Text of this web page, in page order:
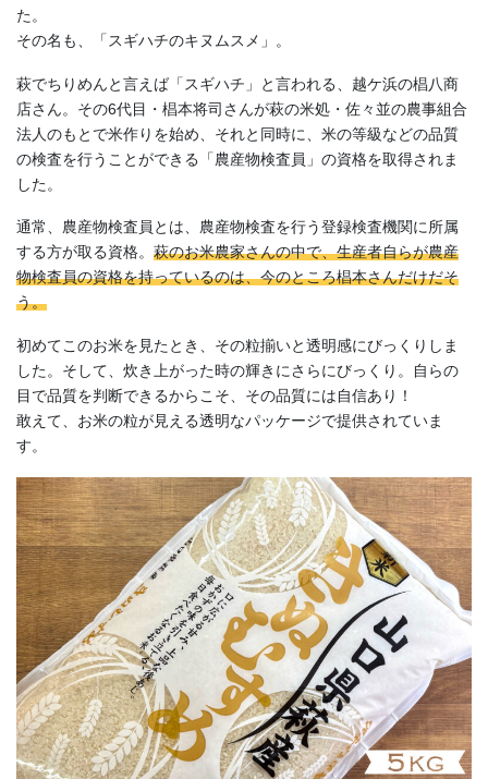
た。
その名も、「スギハチのキヌムスメ」。
萩でちりめんと言えば「スギハチ」と言われる、越ケ浜の椙八商
店さん。その6代目・椙本将司さんが萩の米処・佐々並の農事組合
法人のもとで米作りを始め、それと同時に、米の等級などの品質
の検査を行うことができる「農産物検査員」の資格を取得されま
した。
通常、農産物検査員とは、農産物検査を行う登録検査機関に所属
する方が取る資格。 萩のお米農家さんの中で、生産者自らが農産
物検査員の資格を持っているのは、今のところ椙本さんだけだそ
う。
初めてこのお米を見たとき、その粒揃いと透明感にびっくりしま
した。そして、炊き上がった時の輝きにさらにびっくり。自らの
目で品質を判断できるからこそ、その品質には自信あり！
敢えて、お米の粒が見える透明なパッケージで提供されていま
す。